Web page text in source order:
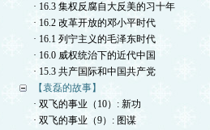
· 16.3 集权反腐自大反美的习十年
· 16.2 改革开放的邓小平时代
· 16.1 列宁主义的毛泽东时代
· 16.0 威权统治下的近代中国
· 15.3 共产国际和中国共产党
【袁磊的故事】
· 双飞的事业（10）: 新功
· 双飞的事业（9）: 图谋